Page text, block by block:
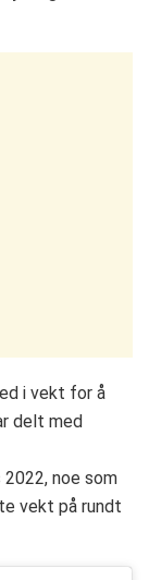
i vekt for å
delt med
2022, noe som
vekt på rundt